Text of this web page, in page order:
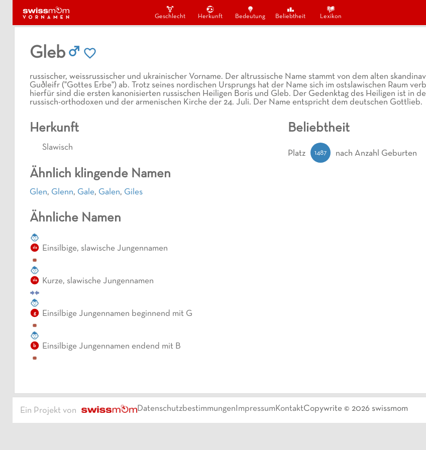
Geschlecht Herkunft Bedeutung Beliebtheit Lexikon
Gleb
russischer, weissrussischer und ukrainischer Vorname. Der altrussische Name stammt von dem alten
Guðleifr ("Gottes Erbe") ab. Trotz seines nordischen Ursprungs hat der Name sich im ostslawischen Raum
hierfür sind die ersten kanonisierten russischen Heiligen Boris und Gleb. Der Gedenktag des Heiligen ist in
russisch-orthodoxen und der armenischen Kirche der 24. Juli. Der Name entspricht dem deutschen Gottlieb.
Herkunft
Slawisch
Ähnlich klingende Namen
Glen, Glenn, Gale, Galen, Giles
Ähnliche Namen
sla Einsilbige, slawische Jungennamen
sla Kurze, slawische Jungennamen
g Einsilbige Jungennamen beginnend mit G
b Einsilbige Jungennamen endend mit B
Beliebtheit
Platz 1487 nach Anzahl Geburten
Ein Projekt von DatenschutzbestimmungenImpressumKontaktCopywrite © 2026 swissmom